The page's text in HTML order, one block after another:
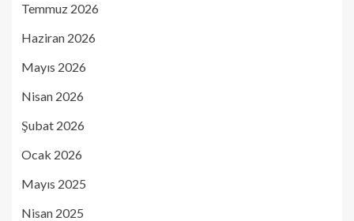
Temmuz 2026
Haziran 2026
Mayıs 2026
Nisan 2026
Şubat 2026
Ocak 2026
Mayıs 2025
Nisan 2025